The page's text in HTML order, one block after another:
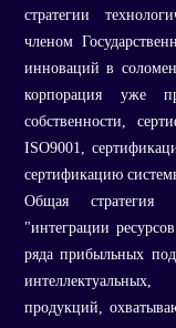
стратегии
членом
инноваций в
корпорация уже
собственности,
ISO9001,
сертификацию
Общая стратегия
"интеграции
ряда прибыльных
продукций,